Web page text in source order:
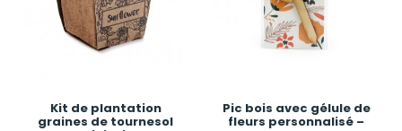
Kit de plantation
graines de tournesol
Pic bois avec gélule de
fleurs personnalisé –